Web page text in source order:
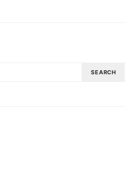
SEARCH